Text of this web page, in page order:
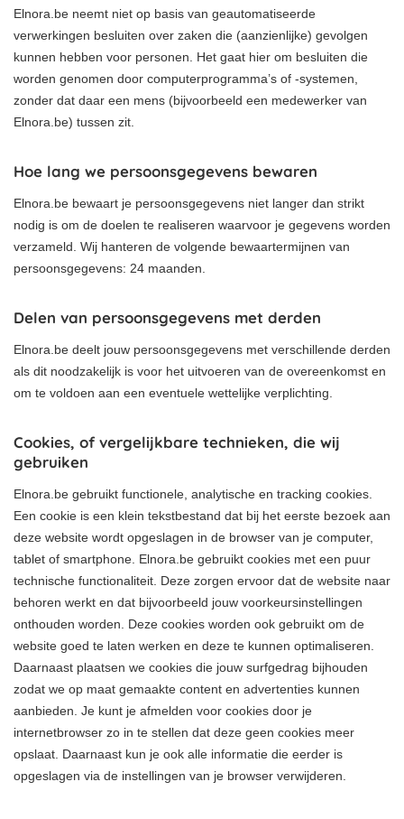
Elnora.be neemt niet op basis van geautomatiseerde
verwerkingen besluiten over zaken die (aanzienlijke) gevolgen
kunnen hebben voor personen. Het gaat hier om besluiten die
worden genomen door computerprogramma’s of -systemen,
zonder dat daar een mens (bijvoorbeeld een medewerker van
Elnora.be) tussen zit.
Hoe lang we persoonsgegevens bewaren
Elnora.be bewaart je persoonsgegevens niet langer dan strikt
nodig is om de doelen te realiseren waarvoor je gegevens worden
verzameld. Wij hanteren de volgende bewaartermijnen van
persoonsgegevens: 24 maanden.
Delen van persoonsgegevens met derden
Elnora.be deelt jouw persoonsgegevens met verschillende derden
als dit noodzakelijk is voor het uitvoeren van de overeenkomst en
om te voldoen aan een eventuele wettelijke verplichting.
Cookies, of vergelijkbare technieken, die wij
gebruiken
Elnora.be gebruikt functionele, analytische en tracking cookies.
Een cookie is een klein tekstbestand dat bij het eerste bezoek aan
deze website wordt opgeslagen in de browser van je computer,
tablet of smartphone. Elnora.be gebruikt cookies met een puur
technische functionaliteit. Deze zorgen ervoor dat de website naar
behoren werkt en dat bijvoorbeeld jouw voorkeursinstellingen
onthouden worden. Deze cookies worden ook gebruikt om de
website goed te laten werken en deze te kunnen optimaliseren.
Daarnaast plaatsen we cookies die jouw surfgedrag bijhouden
zodat we op maat gemaakte content en advertenties kunnen
aanbieden. Je kunt je afmelden voor cookies door je
internetbrowser zo in te stellen dat deze geen cookies meer
opslaat. Daarnaast kun je ook alle informatie die eerder is
opgeslagen via de instellingen van je browser verwijderen.